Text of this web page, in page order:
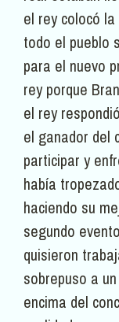
el rey colocó
todo el pueblo
para el nuevo
rey porque
el rey
el ganador del
participar y
había
haciendo su
segundo
quisieron
sobrepuso a
encima del